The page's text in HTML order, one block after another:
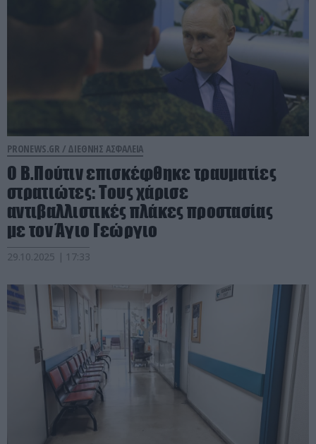
PRONEWS.GR / ΔΙΕΘΝΗΣ ΑΣΦΑΛΕΙΑ
Ο Β.Πούτιν επισκέφθηκε τραυματίες
στρατιώτες: Τους χάρισε
αντιβαλλιστικές πλάκες προστασίας
με τον Άγιο Γεώργιο
29.10.2025 | 17:33